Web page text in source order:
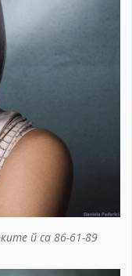
й са 86-61-89